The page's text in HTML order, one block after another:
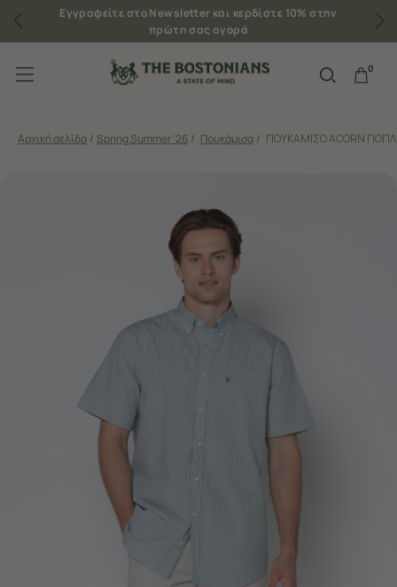
Εγγραφείτε στο Newsletter και κερδίστε 10% στην
πρώτη σας αγορά
0
Αρχική σελίδα / Spring Summer '26 / Πουκάμισα / ΠΟΥΚΑΜΙΣΟ ACORN